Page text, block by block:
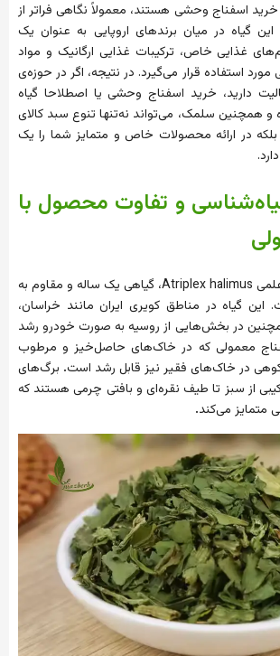
خرید اسفناج وحشی هستند، معمولاً نگاهی فراتر از
گیاه در میان برندهای اروپایی به عنوان یک
غذایی خاص، ترکیبات غذایی ارگانیک و مواد
استفاده قرار می‌گیرد. در نتیجه، اگر در حوزه‌ی
دارید، خرید اسفناج وحشی یا اصطلاحا گیاه
سلمک، می‌تواند نه‌تنها تنوع سبد کالای
در ارائه محصولات خاص و متمایز شما را یک
و تفاوت محصول با
اسفناج کوهی با نام علمی Atriplex halimus، گیاهی یک ساله و مقاوم به
گیاه در مناطق کویری ایران مانند خراسان،
در بخش‌هایی از روسیه به صورت خودرو رشد
معمولی که در خاک‌های حاصل‌خیز و مرطوب
در خاک‌های فقیر نیز قابل رشد است. برگ‌های
از سبز تا طیف نقره‌ای و بافتی چرمی هستند که
متمایز می‌کند.